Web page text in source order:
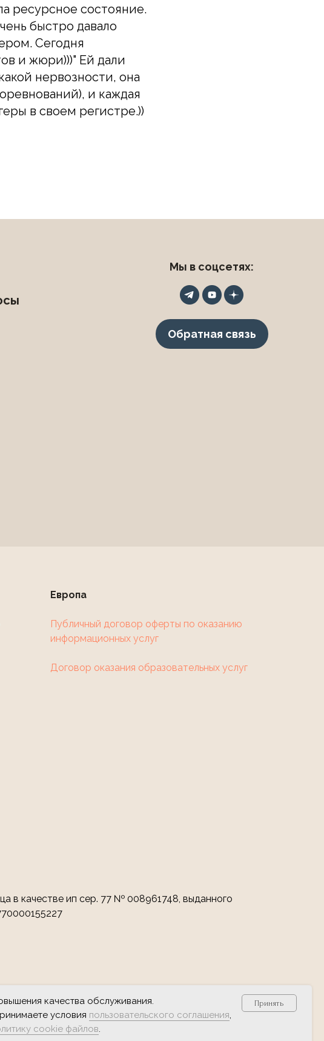
ресурсное состояние.
быстро давало
Сегодня
и жюри)))" Ей дали
нервозности, она
и каждая
в своем регистре.))
Обратная связь
Мы в соцсетях:
Европа
Публичный договор оферты по оказанию
информационных услуг
Договор оказания образовательных услуг
в качестве ип сер. 77 № 008961748, выданного
качества обслуживания.
условия пользовательского соглашения,
cookie файлов.
Принять